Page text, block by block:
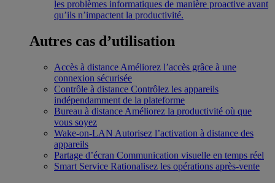
les problèmes informatiques de manière proactive avant
qu’ils n’impactent la productivité.
Autres cas d’utilisation
Accès à distance Améliorez l’accès grâce à une
connexion sécurisée
Contrôle à distance Contrôlez les appareils
indépendamment de la plateforme
Bureau à distance Améliorez la productivité où que
vous soyez
Wake-on-LAN Autorisez l’activation à distance des
appareils
Partage d’écran Communication visuelle en temps réel
Smart Service Rationalisez les opérations après-vente